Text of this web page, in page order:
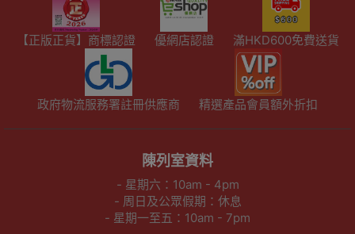
【正版正貨】商標認證 優網店認證 滿HKD600免費送貨
政府物流服務署註冊供應商 精選產品會員額外折扣
陳列室資料
- 星期六：10am - 4pm
- 周日及公眾假期：休息
- 星期一至五：10am - 7pm